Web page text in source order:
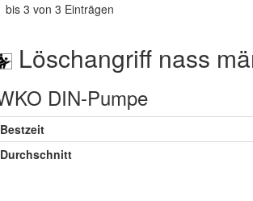
bis 3 von 3 Einträgen
Löschangriff nass
DIN-Pumpe
Bestzeit
Durchschnitt